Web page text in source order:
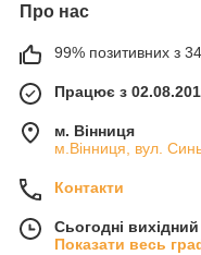
Про нас
99% позитивних з
Працює з
м. Вінниця
м.Вінниця, вул.
Контакти
Сьогодні вихідний
Показати весь